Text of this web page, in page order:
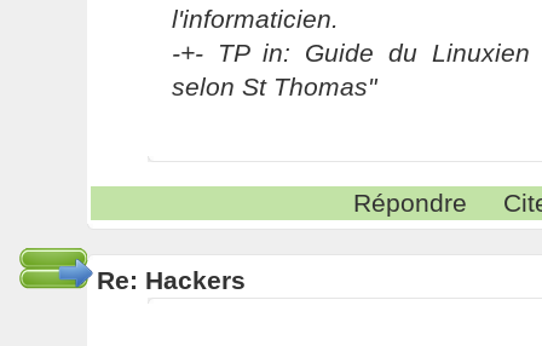
l'informaticien.
-+- TP in: Guide du Linuxien
selon St Thomas"
Répondre
Re: Hackers